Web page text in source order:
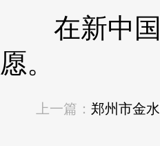
在新中国
愿。
上一篇： 郑州市金